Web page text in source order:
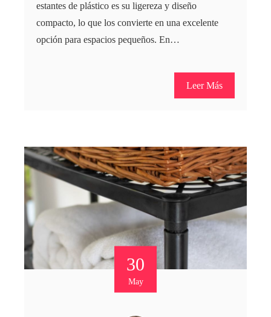
estantes de plástico es su ligereza y diseño
compacto, lo que los convierte en una excelente
opción para espacios pequeños. En…
Leer Más
30
May